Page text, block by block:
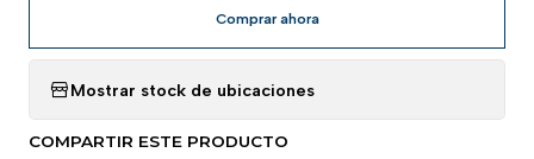
Comprar ahora
Mostrar stock de ubicaciones
COMPARTIR ESTE PRODUCTO